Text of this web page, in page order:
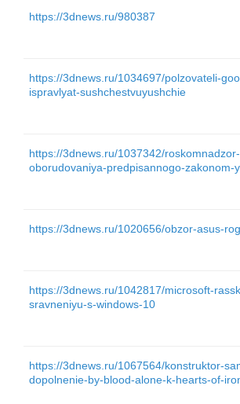
https://3dnews.ru/980387
https://3dnews.ru/1034697/polzovateli-
ispravlyat-sushchestvuyushchie
https://3dnews.ru/1037342/
oborudovaniya-predpisannogo-zakonom-
https://3dnews.ru/1020656/obzor-asus-
https://3dnews.ru/1042817/microsoft-
sravneniyu-s-windows-10
https://3dnews.ru/1067564/konstruktor-
dopolnenie-by-blood-alone-k-hearts-of-